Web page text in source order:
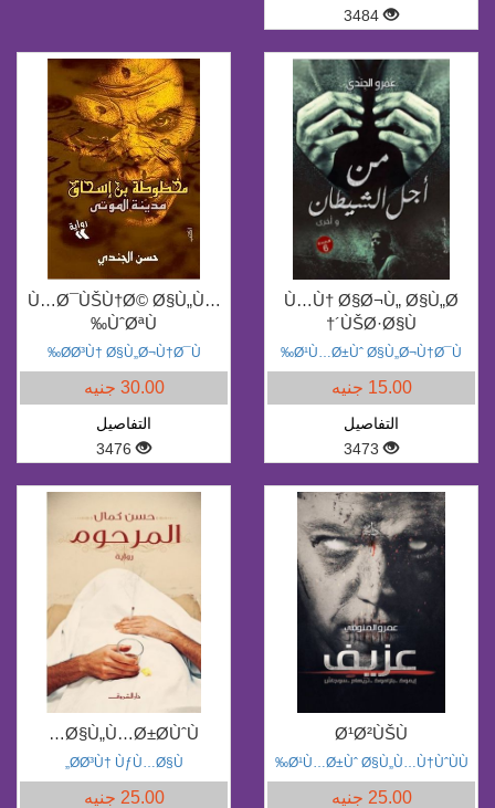
3484
Ù…Ù† Ø§Ø¬Ù„ Ø§Ù„Ø
´ÙŠØ·Ø§Ù†
Ø¹Ù…Ø±Ùˆ Ø§Ù„Ø¬Ù†Ø¯Ù‰
15.00 جنيه
التفاصيل
3473
Ù…Ø¯ÙŠÙ†Ø© Ø§Ù„Ù…
ÙˆØªÙ‰
Ø­Ø³Ù† Ø§Ù„Ø¬Ù†Ø¯Ù‰
30.00 جنيه
التفاصيل
3476
Ø¹Ø²ÙŠÙ
Ø¹Ù…Ø±Ùˆ Ø§Ù„Ù…Ù†ÙˆÙÙ‰
25.00 جنيه
Ø§Ù„Ù…Ø±Ø­ÙˆÙ…
Ø­Ø³Ù† ÙƒÙ…Ø§Ù„
25.00 جنيه